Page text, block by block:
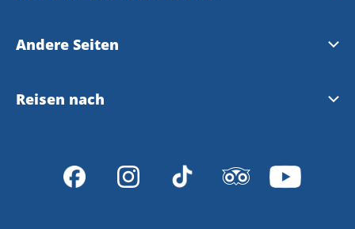
Presse
Datenschutzerklärung
Andere Seiten
Meet the Locals
VisitSweden
Reisen nach
Reiseveranstalter